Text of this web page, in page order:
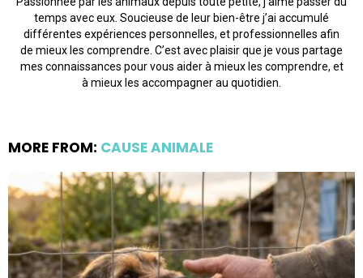
temps avec eux. Soucieuse de leur bien-être j’ai accumulé
différentes expériences personnelles, et professionnelles afin
de mieux les comprendre. C’est avec plaisir que je vous partage
mes connaissances pour vous aider à mieux les comprendre, et
à mieux les accompagner au quotidien.
MORE FROM: CAUSE ANIMALE